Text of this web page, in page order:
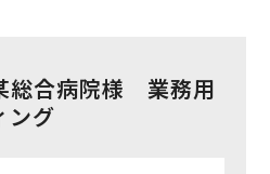
総合病院様 業務用
ング